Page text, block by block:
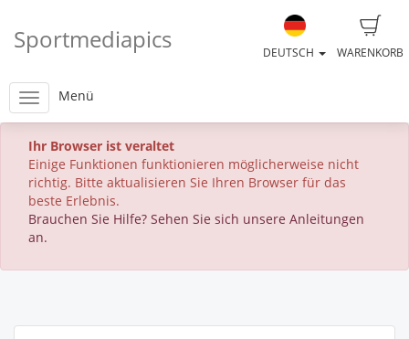
Sportmediapics WARENKORB
DEUTSCH
Menü
Ihr Browser ist veraltet
Einige Funktionen funktionieren möglicherweise nicht
richtig. Bitte aktualisieren Sie Ihren Browser für das
beste Erlebnis.
Brauchen Sie Hilfe? Sehen Sie sich unsere Anleitungen
an.